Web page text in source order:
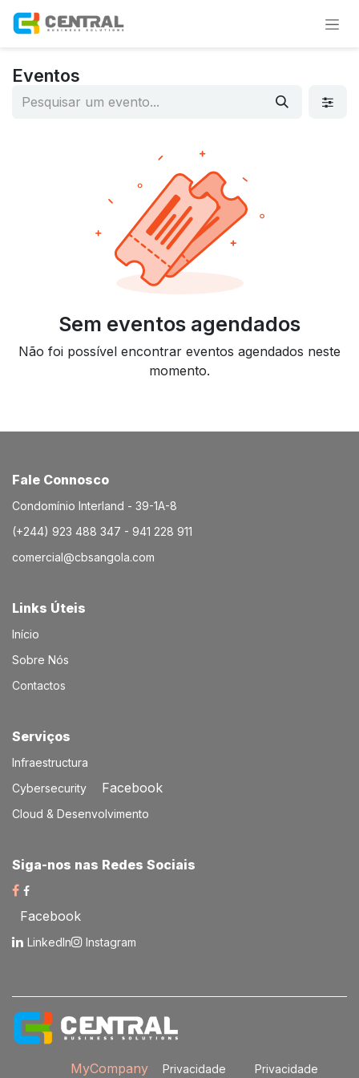
Pular para o conteúdo
Eventos
Sem eventos agendados
Não foi possível encontrar eventos agendados neste
momento.
Fale Connosco
Condomínio Interland - 39-1A-8
(+244) 923 488 347 - 941 228 911
comercial@cbsangola.com
Links Úteis
Início
Sobre Nós
Contactos
Serviços​
Infraestructura
Cybersecurity
Facebook
Cloud & Desenvolvimento
Siga-nos nas Redes Sociais​
Facebook
LinkedIn Instagram
MyCompany Privacidade Privacidade